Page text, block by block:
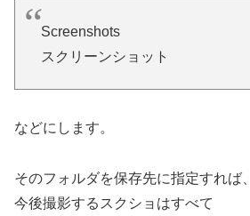
Screenshots
スクリーンショット
などにします。
そのフォルダを保存先に指定すれば、
今後撮影するスクショはすべて